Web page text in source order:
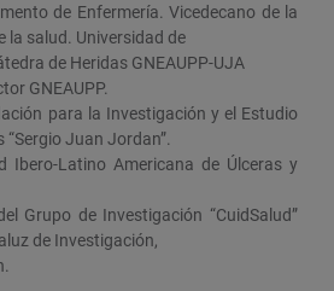
de Enfermería. Vicedecano de la
la salud. Universidad de
de Heridas GNEAUPP-UJA
GNEAUPP.
para la Investigación y el Estudio
Juan Jordan”.
Ibero-Latino Americana de Úlceras y
Grupo de Investigación “CuidSalud”
de Investigación,